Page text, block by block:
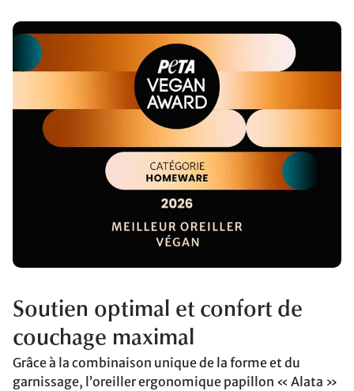
Soutien optimal et confort de
couchage maximal
Grâce à la combinaison unique de la forme et du
garnissage, l’oreiller ergonomique papillon « Alata »